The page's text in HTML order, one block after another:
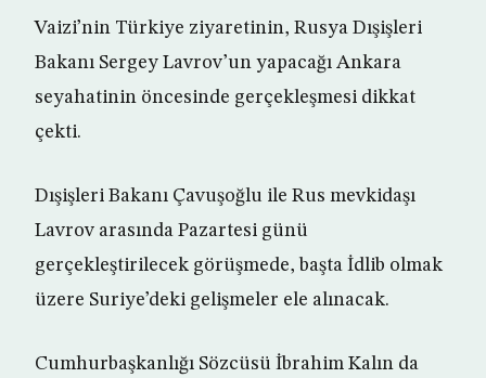
Vaizi’nin Türkiye ziyaretinin, Rusya Dışişleri
Bakanı Sergey Lavrov’un yapacağı Ankara
seyahatinin öncesinde gerçekleşmesi dikkat
çekti.
Dışişleri Bakanı Çavuşoğlu ile Rus mevkidaşı
Lavrov arasında Pazartesi günü
gerçekleştirilecek görüşmede, başta İdlib olmak
üzere Suriye’deki gelişmeler ele alınacak.
Cumhurbaşkanlığı Sözcüsü İbrahim Kalın da